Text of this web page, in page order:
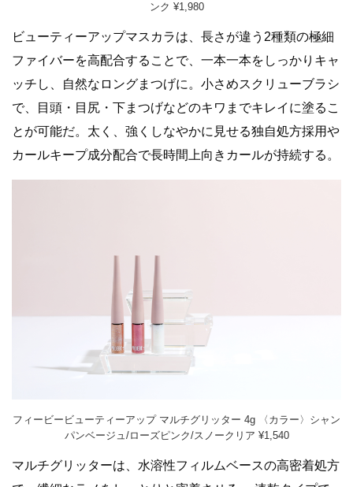
ンク ¥1,980
ビューティーアップマスカラは、⻑さが違う2種類の極細
ファイバーを⾼配合することで、⼀本⼀本をしっかりキャ
ッチし、⾃然なロングまつげに。⼩さめスクリューブラシ
で、⽬頭・⽬尻・下まつげなどのキワまでキレイに塗るこ
とが可能だ。太く、強くしなやかに⾒せる独⾃処⽅採⽤や
カールキープ成分配合で⻑時間上向きカールが持続する。
フィービービューティーアップ マルチグリッター 4g 〈カラー〉シャン
パンベージュ/ローズピンク/スノークリア ¥1,540
マルチグリッターは、⽔溶性フィルムベースの⾼密着処⽅